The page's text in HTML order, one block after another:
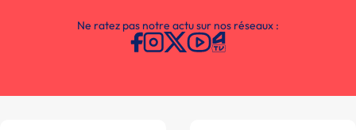
Ne ratez pas notre actu sur nos réseaux :